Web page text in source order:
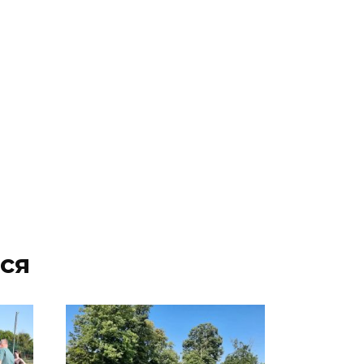
06 августа 2026 14:28
Таганрогский театр: пока